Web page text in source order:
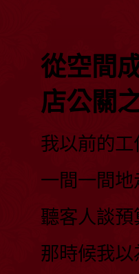
從空間
店公關
我以前的
一間一間
聽客人談
那時候我